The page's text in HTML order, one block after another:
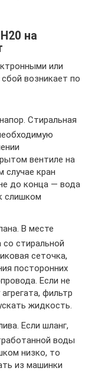
на
или
возникает по
Стиральная
вентиле на
случае кран
до конца — вода
слишком
В месте
со стиральной
сеточка,
посторонних
Если не
фильтр
жидкость.
Если шланг,
воды
низко, то
из машинки